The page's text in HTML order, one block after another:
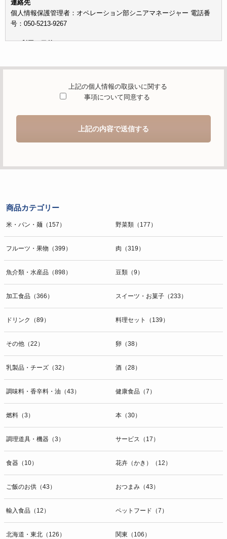
連絡先
個人情報保護管理者：オペレーション部シニアマネージャー 電話番
号：050-5213-9267
c）利用の目的
を適切に受け付け、当社が提供するサービスに関する情報を電子メー
d）個人情報を第三者に提供することが予定される場合の事項
情報を第三者に提供することはありません。
す。
的の通知・開示・内容の訂正・追加または削除・利用の停止・消去お
よび第三者への提供の停止（「開示等」といいます。）に応じます。
g）本人が個人情報を与えることの任意性及び当該情報を与えなかっ
た場合に本人に生じる結果
個人情報の提供は任意と致しますが、当社が依頼する情報の提供がな
い場合、内容が正確でない場合はサービスの提供やご対応等に支障を
きたす可能性がございますのでご了承下さい。
スログ、Cookie（クッキー）等を用いて管理しています。これらに
は、お客様のお名前、ご住所、電話番号、電子メールアドレスなど、
お客様を特定する個人情報は一切含まれておりません。
個人情報に関する問合わせ窓口
〒106-0044 東京都港区東麻布一丁目２７番１号 東麻布食文化ビル４
ＦＡＸ：047-401-6847
上記の個人情報の取扱いに関する
事項について同意する
上記の内容で送信する
商品カテゴリー
米・パン・麺（157） 野菜類（177）
フルーツ・果物（399） 肉（319）
魚介類・水産品（898） 豆類（9）
加工食品（366） スイーツ・お菓子（233）
ドリンク（89） 料理セット（139）
その他（22） 卵（38）
乳製品・チーズ（32） 酒（28）
調味料・香辛料・油（43） 健康食品（7）
燃料（3） 本（30）
調理道具・機器（3） サービス（17）
食器（10） 花卉（かき）（12）
ご飯のお供（43） おつまみ（43）
輸入食品（12） ペットフード（7）
北海道・東北（126） 関東（106）